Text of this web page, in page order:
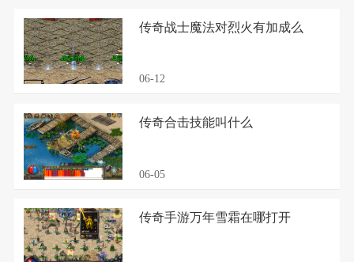
传奇战士魔法对烈火有加成么
06-12
传奇合击技能叫什么
06-05
传奇手游万年雪霜在哪打开